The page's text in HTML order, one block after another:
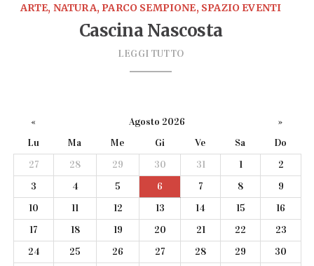
ARTE, NATURA, PARCO SEMPIONE, SPAZIO EVENTI
Cascina Nascosta
LEGGI TUTTO
« Agosto 2026
»
Lu
Ma Me Gi Ve Sa
Do
27
28 29 30 31 1
2
3
4 5 6 7 8
9
10
11 12 13 14 15
16
17
18 19 20 21 22
23
24
25 26 27 28 29
30